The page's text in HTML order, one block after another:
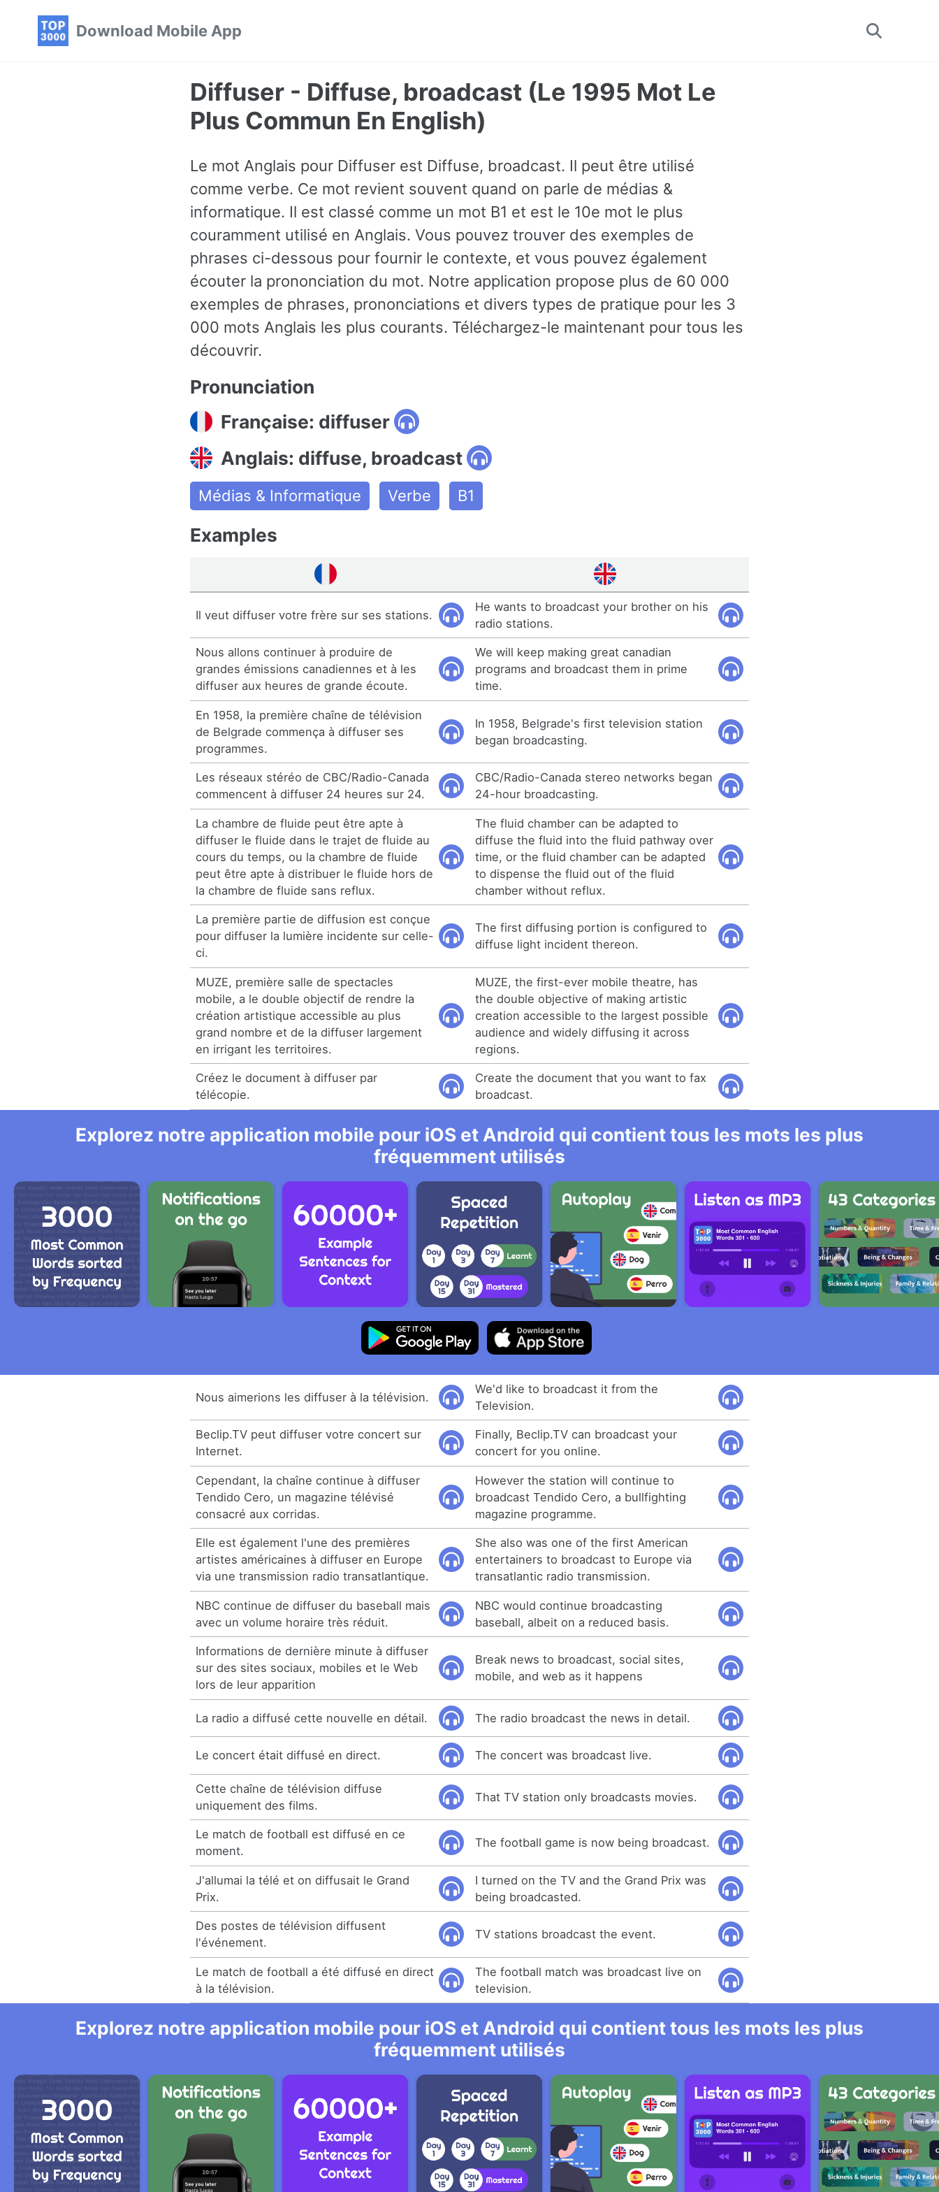
Download Mobile App
Toggle
Diffuser - Diffuse, broadcast (Le 1995 Mot Le
Plus Commun En English)
Le mot Anglais pour Diffuser est Diffuse, broadcast. Il peut être utilisé
comme verbe. Ce mot revient souvent quand on parle de médias &
informatique. Il est classé comme un mot B1 et est le 10e mot le plus
couramment utilisé en Anglais. Vous pouvez trouver des exemples de
phrases ci-dessous pour fournir le contexte, et vous pouvez également
écouter la prononciation du mot. Notre application propose plus de 60 000
exemples de phrases, prononciations et divers types de pratique pour les 3
000 mots Anglais les plus courants. Téléchargez-le maintenant pour tous les
découvrir.
Pronunciation
Française: diffuser
Anglais: diffuse, broadcast
Médias & Informatique Verbe B1
Examples
Il veut diffuser votre frère sur ses stations.
He wants to broadcast your brother on his
radio stations.
Nous allons continuer à produire de
grandes émissions canadiennes et à les
diffuser aux heures de grande écoute.
We will keep making great canadian
programs and broadcast them in prime
time.
En 1958, la première chaîne de télévision
de Belgrade commença à diffuser ses
programmes.
In 1958, Belgrade's first television station
began broadcasting.
Les réseaux stéréo de CBC/Radio-Canada
commencent à diffuser 24 heures sur 24.
CBC/Radio-Canada stereo networks began
24-hour broadcasting.
La chambre de fluide peut être apte à
diffuser le fluide dans le trajet de fluide au
cours du temps, ou la chambre de fluide
peut être apte à distribuer le fluide hors de
la chambre de fluide sans reflux.
The fluid chamber can be adapted to
diffuse the fluid into the fluid pathway over
time, or the fluid chamber can be adapted
to dispense the fluid out of the fluid
chamber without reflux.
La première partie de diffusion est conçue
pour diffuser la lumière incidente sur celle-
ci.
The first diffusing portion is configured to
diffuse light incident thereon.
MUZE, première salle de spectacles
mobile, a le double objectif de rendre la
création artistique accessible au plus
grand nombre et de la diffuser largement
en irrigant les territoires.
MUZE, the first-ever mobile theatre, has
the double objective of making artistic
creation accessible to the largest possible
audience and widely diffusing it across
regions.
Créez le document à diffuser par
télécopie.
Create the document that you want to fax
broadcast.
Explorez notre application mobile pour iOS et Android qui contient tous les mots les plus
fréquemment utilisés
Nous aimerions les diffuser à la télévision.
We'd like to broadcast it from the
Television.
Beclip.TV peut diffuser votre concert sur
Internet.
Finally, Beclip.TV can broadcast your
concert for you online.
Cependant, la chaîne continue à diffuser
Tendido Cero, un magazine télévisé
consacré aux corridas.
However the station will continue to
broadcast Tendido Cero, a bullfighting
magazine programme.
Elle est également l'une des premières
artistes américaines à diffuser en Europe
via une transmission radio transatlantique.
She also was one of the first American
entertainers to broadcast to Europe via
transatlantic radio transmission.
NBC continue de diffuser du baseball mais
avec un volume horaire très réduit.
NBC would continue broadcasting
baseball, albeit on a reduced basis.
Informations de dernière minute à diffuser
sur des sites sociaux, mobiles et le Web
lors de leur apparition
Break news to broadcast, social sites,
mobile, and web as it happens
La radio a diffusé cette nouvelle en détail. The radio broadcast the news in detail.
Le concert était diffusé en direct. The concert was broadcast live.
Cette chaîne de télévision diffuse
uniquement des films.
That TV station only broadcasts movies.
Le match de football est diffusé en ce
moment.
The football game is now being broadcast.
J'allumai la télé et on diffusait le Grand
Prix.
I turned on the TV and the Grand Prix was
being broadcasted.
Des postes de télévision diffusent
l'événement.
TV stations broadcast the event.
Le match de football a été diffusé en direct
à la télévision.
The football match was broadcast live on
television.
Explorez notre application mobile pour iOS et Android qui contient tous les mots les plus
fréquemment utilisés